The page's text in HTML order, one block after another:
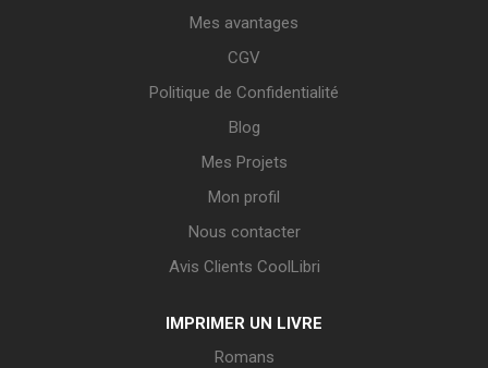
Mes avantages
CGV
Politique de Confidentialité
Blog
Mes Projets
Mon profil
Nous contacter
Avis Clients CoolLibri
IMPRIMER UN LIVRE
Romans